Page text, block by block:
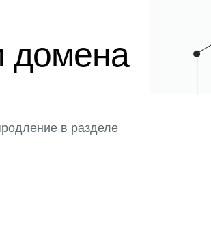
домена
в разделе